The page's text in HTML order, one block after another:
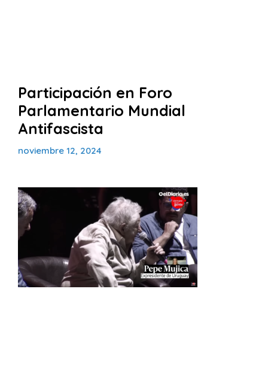
Participación en Foro
Parlamentario Mundial
Antifascista
noviembre 12, 2024